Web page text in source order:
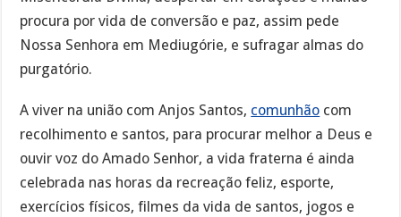
procura por vida de conversão e paz, assim pede
Nossa Senhora em Mediugórie, e sufragar almas do
purgatório.
A viver na união com Anjos Santos, comunhão com
recolhimento e santos, para procurar melhor a Deus e
ouvir voz do Amado Senhor, a vida fraterna é ainda
celebrada nas horas da recreação feliz, esporte,
exercícios físicos, filmes da vida de santos, jogos e